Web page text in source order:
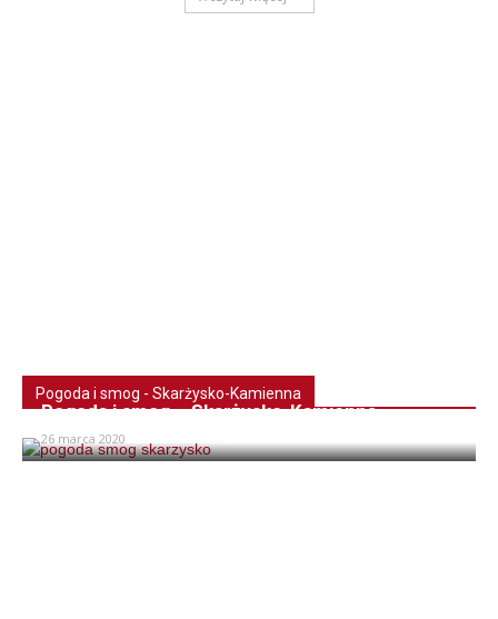
Pogoda i smog - Skarżysko-Kamienna
Pogoda i smog – Skarżysko-Kamienna
26 marca 2020